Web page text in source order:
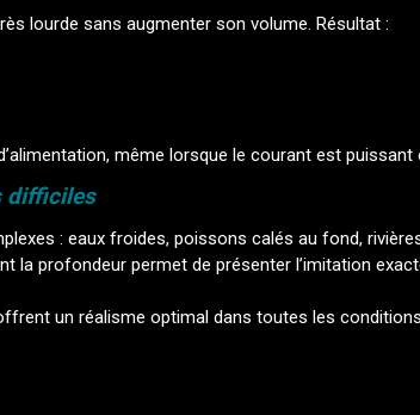
lourde sans augmenter son volume. Résultat :
même lorsque le courant est puissant
difficiles
: eaux froides, poissons calés au fond,
profondeur permet de présenter l’imitation
un réalisme optimal dans toutes les